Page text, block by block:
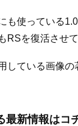
も使っている
RSを復活させ
している画像の
最新情報はコ